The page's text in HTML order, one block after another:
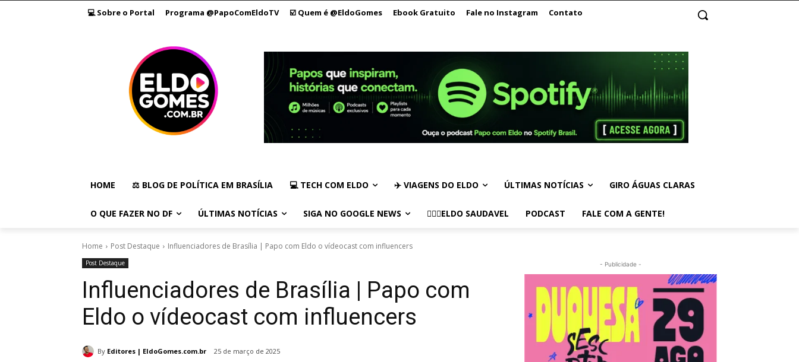
💻 Sobre o Portal Programa @PapoComEldoTV ☑️ Quem é @EldoGomes Ebook Gratuito Fale no Instagram Contato
HOME ⚖️ BLOG DE POLÍTICA EM BRASÍLIA 💻 TECH COM ELDO ✈️ VIAGENS DO ELDO ÚLTIMAS NOTÍCIAS GIRO ÁGUAS CLARAS
O QUE FAZER NO DF ÚLTIMAS NOTÍCIAS SIGA NO GOOGLE NEWS 🏃🏻‍♂️ELDO SAUDAVEL PODCAST FALE COM A GENTE!
Home Post Destaque Influenciadores de Brasília | Papo com Eldo o vídeocast com influencers
Post Destaque
Influenciadores de Brasília | Papo com
Eldo o vídeocast com influencers
By Editores | EldoGomes.com.br 25 de março de 2025
- Publicidade -